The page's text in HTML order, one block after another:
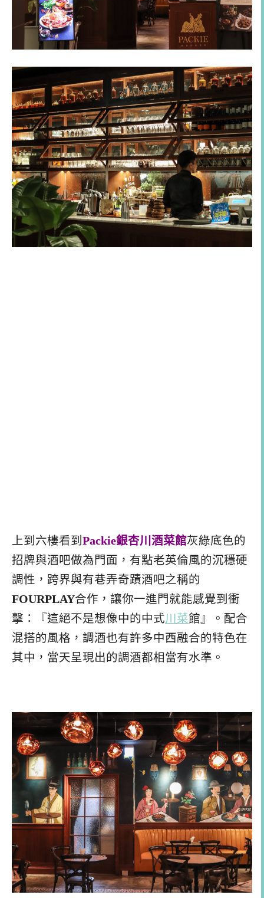
上到六樓看到 Packie銀杏川酒菜館灰綠底色的
招牌與酒吧做為門面，有點老英倫風的沉穩硬
調性，跨界與有巷弄奇蹟酒吧之稱的
FOURPLAY合作，讓你一進門就能感覺到衝
擊：『這絕不是想像中的中式川菜館』。配合
混搭的風格，調酒也有許多中西融合的特色在
其中，當天呈現出的調酒都相當有水準。